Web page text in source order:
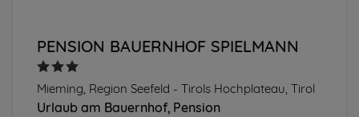
PENSION BAUERNHOF SPIELMANN
Mieming, Region Seefeld - Tirols Hochplateau, Tirol
Urlaub am Bauernhof Pension